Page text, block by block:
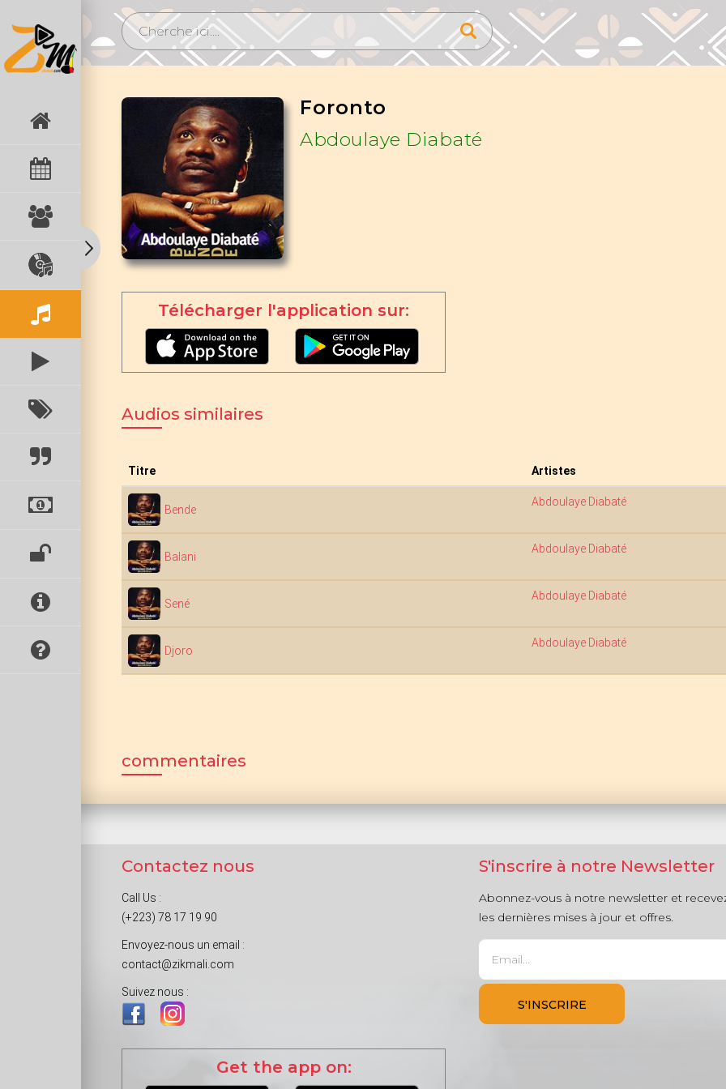
Foronto
Abdoulaye Diabaté
Télécharger l'application sur:
Audios similaires
Titre Artistes
Bende
Abdoulaye Diabaté
Balani
Abdoulaye Diabaté
Sené
Abdoulaye Diabaté
Djoro
Abdoulaye Diabaté
commentaires
Contactez nous
Call Us :
(+223) 78 17 19 90
Envoyez-nous un email :
contact@zikmali.com
Suivez nous :
S'inscrire à notre Newsletter
Abonnez-vous à notre newsletter et
les dernières mises à jour et offres.
Get the app on: